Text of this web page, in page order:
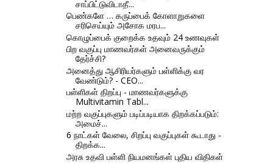
சாப்பிட்டுவிடாதீ...
பெண்களே … கருப்பைக் கோளாறுகளை
சரிசெய்யும் அசோக மரப...
கொழுப்பைக் குறைக்க உதவும் 24 உணவுகள்
பிற வகுப்பு மாணவர்கள் அனைவருக்கும்
தேர்ச்சி?
அனைத்து ஆசிரியர்களும் பள்ளிக்கு வர
வேண்டும்? - CEO...
பள்ளிகள் திறப்பு - மாணவர்களுக்கு
Multivitamin Tabl...
மற்ற வகுப்புகளும் படிப்படியாக திறக்கப்படும்:
அமைச்...
6 நாட்கள் வேலை, சிறப்பு வகுப்புகள் கூடாது -
திறக்க...
அரசு உதவி பள்ளி நியமனங்கள் புதிய விதிகள்